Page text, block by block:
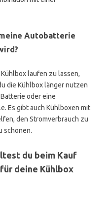
Autobatterie
laufen zu lassen,
die Kühlbox länger nutzen
oder eine
Es gibt auch Kühlboxen mit
den Stromverbrauch zu
schonen.
du beim Kauf
deine Kühlbox